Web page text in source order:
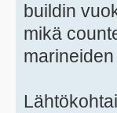
buildin
mikä